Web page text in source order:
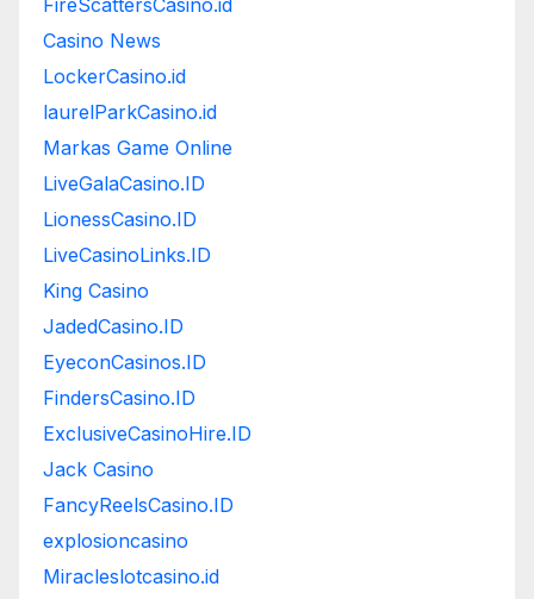
FireScattersCasino.id
Casino News
LockerCasino.id
laurelParkCasino.id
Markas Game Online
LiveGalaCasino.ID
LionessCasino.ID
LiveCasinoLinks.ID
King Casino
JadedCasino.ID
EyeconCasinos.ID
FindersCasino.ID
ExclusiveCasinoHire.ID
Jack Casino
FancyReelsCasino.ID
explosioncasino
Miracleslotcasino.id